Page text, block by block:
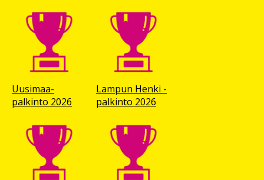
Uusimaa-
palkinto 2026
Lampun Henki -
palkinto 2026